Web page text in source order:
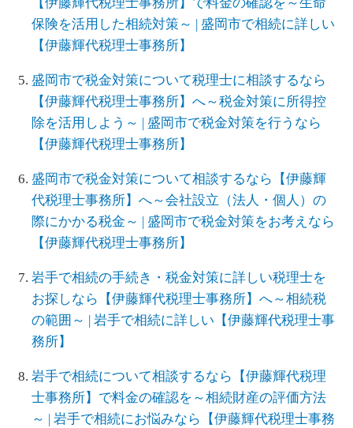
保険を活用した相続対策～ | 盛岡市で相続に詳しい
【伊藤輝代税理士事務所】
盛岡市で税金対策について税理士に相談するなら
【伊藤輝代税理士事務所】へ～税金対策に所得控
除を活用しよう～ | 盛岡市で税金対策を行うなら
【伊藤輝代税理士事務所】
盛岡市で税金対策について相談するなら【伊藤輝
代税理士事務所】へ～会社設立（法人・個人）の
際にかかる税金～ | 盛岡市で税金対策をお考えなら
【伊藤輝代税理士事務所】
岩手で相続の手続き・税金対策に詳しい税理士を
お探しなら【伊藤輝代税理士事務所】へ～相続税
の範囲～ | 岩手で相続に詳しい【伊藤輝代税理士事
務所】
岩手で相続について相談するなら【伊藤輝代税理
士事務所】で料金の確認を～相続財産の評価方法
～ | 岩手で相続にお悩みなら【伊藤輝代税理士事務